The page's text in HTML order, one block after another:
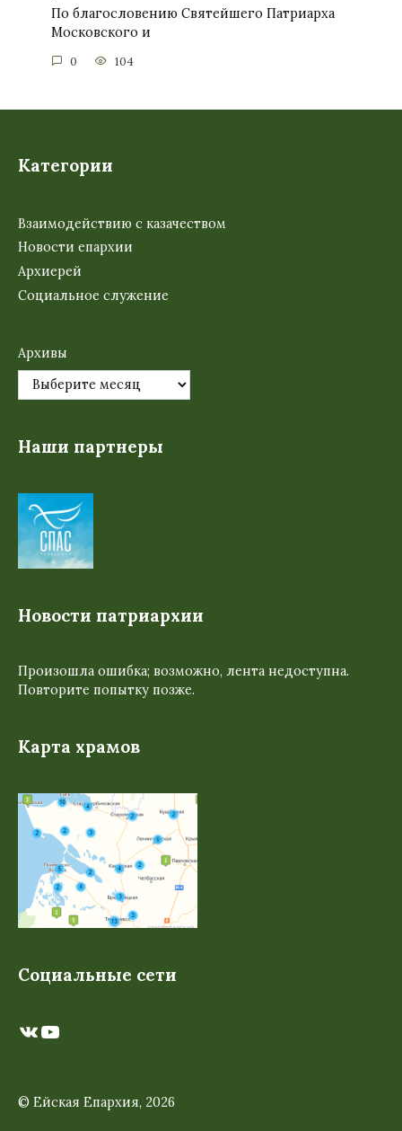
По благословению Святейшего Патриарха
Московского и
0 104
Категории
Взаимодействию с казачеством
Новости епархии
Архиерей
Социальное служение
Архивы
Наши партнеры
Новости патриархии
Произошла ошибка; возможно, лента недоступна.
Повторите попытку позже.
Карта храмов
Социальные сети
ВКонтакте
YouTube
© Ейская Епархия, 2026